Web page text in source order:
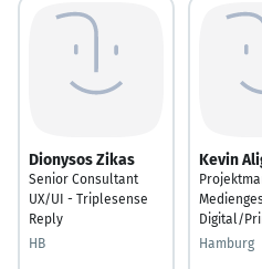
Dionysos Zikas
Senior Consultant
UX/UI - Triplesense
Reply
HB
Kevin
Digital/
Hamburg